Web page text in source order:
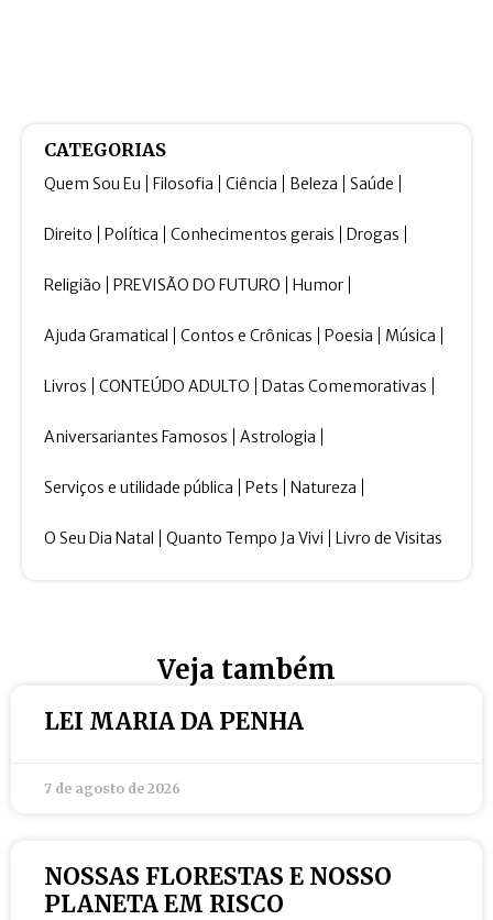
CATEGORIAS
Quem Sou Eu Filosofia Ciência Beleza Saúde
Direito Política Conhecimentos gerais Drogas
Religião PREVISÃO DO FUTURO Humor
Ajuda Gramatical Contos e Crônicas Poesia Música
Livros CONTEÚDO ADULTO Datas Comemorativas
Aniversariantes Famosos Astrologia
Serviços e utilidade pública Pets Natureza
O Seu Dia Natal Quanto Tempo Ja Vivi Livro de Visitas
Veja também
LEI MARIA DA PENHA
7 de agosto de 2026
NOSSAS FLORESTAS E NOSSO
PLANETA EM RISCO